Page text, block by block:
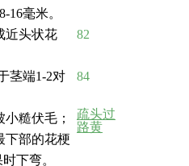
16毫米。
近头状花
82
茎端1-2对
84
糙伏毛；
下部的花梗
下弯。
疏头过
路黄